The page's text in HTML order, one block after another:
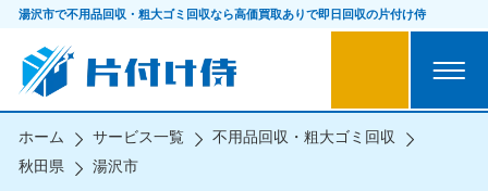
湯沢市で不用品回収・粗大ゴミ回収なら高価買取ありで即日回収の片付け侍
ホーム サービス一覧
不用品回収・粗大ゴミ回収
秋田県
湯沢市